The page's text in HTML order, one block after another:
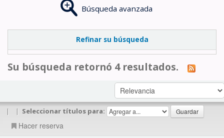
Búsqueda avanzada
Refinar su búsqueda
Su búsqueda retornó 4 resultados.
| | Seleccionar títulos para:
Hacer reserva